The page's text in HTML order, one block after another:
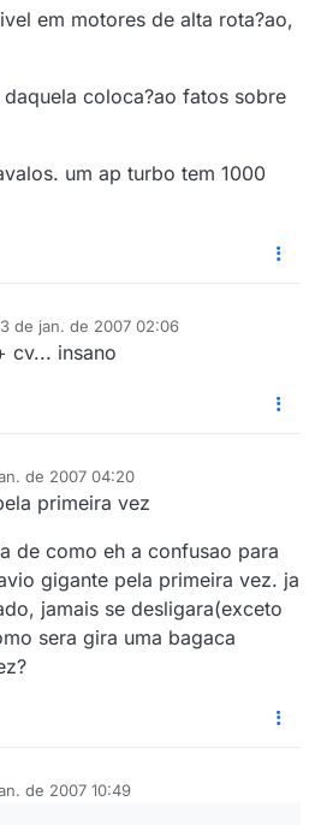
em motores de alta rota?ao,
coloca?ao fatos sobre
um ap turbo tem 1000
3 de jan. de 2007 02:06
cv... insano
de 2007 04:20
primeira vez
de como eh a confusao para
gigante pela primeira vez. ja
jamais se desligara(exceto
sera gira uma bagaca
de 2007 10:49